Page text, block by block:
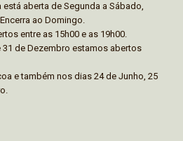
aberta de Segunda a Sábado,
ao Domingo.
entre as 15h00 e as 19h00.
31 de Dezembro estamos abertos
e também nos dias 24 de Junho, 25